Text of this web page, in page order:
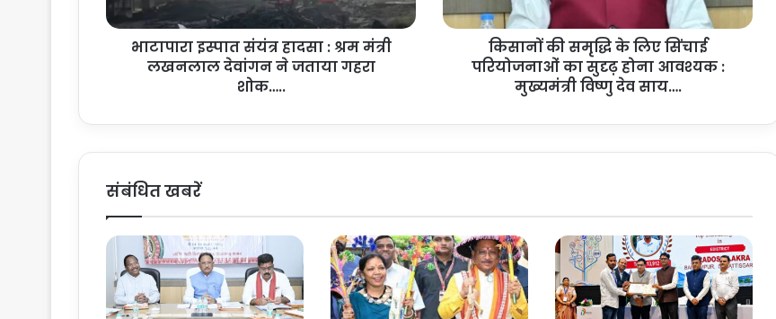
सं
यं
:
त्री
ल
ख
ला
दे
भाटापारा इस्पात संयंत्र हादसा : श्रम मंत्री
लखनलाल देवांगन ने जताया गहरा
शोक…..
लि
प
ओं
का
सु
दृ
ढ़
हो
किसानों की समृद्धि के लिए सिंचाई
परियोजनाओं का सुदृढ़ होना आवश्यक :
मुख्यमंत्री विष्णु देव साय….
संबंधित खबरें